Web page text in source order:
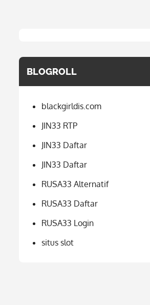
BLOGROLL
blackgirldis.com
JIN33 RTP
JIN33 Daftar
JIN33 Daftar
RUSA33 Alternatif
RUSA33 Daftar
RUSA33 Login
situs slot